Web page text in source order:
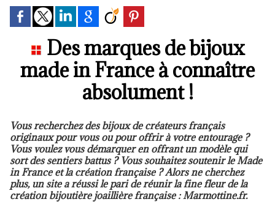
Des marques de bijoux
made in France à connaître
absolument !
Vous recherchez des bijoux de créateurs français
originaux pour vous ou pour offrir à votre entourage ?
Vous voulez vous démarquer en offrant un modèle qui
sort des sentiers battus ? Vous souhaitez soutenir le Made
in France et la création française ? Alors ne cherchez
plus, un site a réussi le pari de réunir la fine fleur de la
création bijoutière joaillière française : Marmottine.fr.